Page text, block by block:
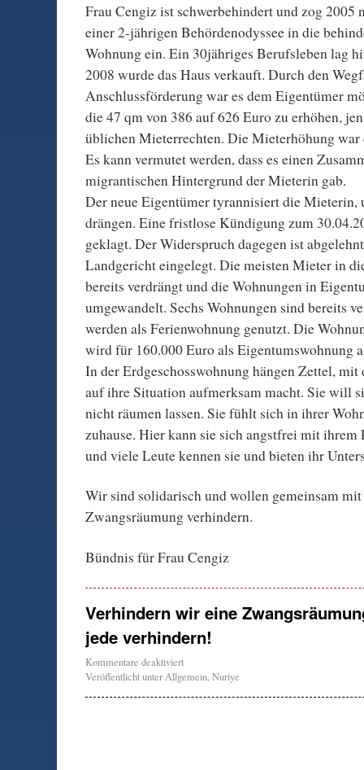
Frau Cengiz ist schwerbehindert und zog 2005
einer 2-jährigen Behördenodyssee in die
Wohnung ein. Ein 30jähriges Berufsleben lag
2008 wurde das Haus verkauft. Durch den
Anschlussförderung war es dem Eigentümer
die 47 qm von 386 auf 626 Euro zu erhöhen,
üblichen Mieterrechten. Die Mieterhöhung war
Es kann vermutet werden, dass es einen
migrantischen Hintergrund der Mieterin gab.
Der neue Eigentümer tyrannisiert die Mieterin,
drängen. Eine fristlose Kündigung zum
geklagt. Der Widerspruch dagegen ist
Landgericht eingelegt. Die meisten Mieter in
bereits verdrängt und die Wohnungen in
umgewandelt. Sechs Wohnungen sind bereits
werden als Ferienwohnung genutzt. Die
wird für 160.000 Euro als Eigentumswohnung
In der Erdgeschosswohnung hängen Zettel, mit
auf ihre Situation aufmerksam macht. Sie will
nicht räumen lassen. Sie fühlt sich in ihrer
zuhause. Hier kann sie sich angstfrei mit ihrem
und viele Leute kennen sie und bieten ihr
Wir sind solidarisch und wollen gemeinsam
Zwangsräumung verhindern.
Bündnis für Frau Cengiz
Verhindern wir eine
jede verhindern!
Kommentare deaktiviert
Veröffentlicht unterAllgemein,Nuriye